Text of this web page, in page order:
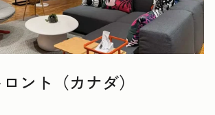
ロント（カナダ）